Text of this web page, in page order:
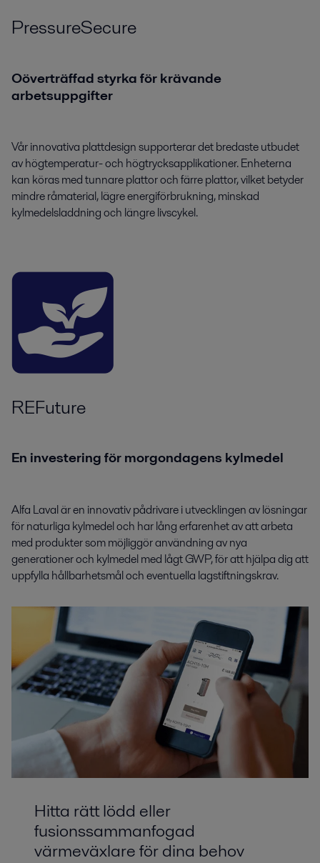
PressureSecure
Oöverträffad styrka för krävande
arbetsuppgifter
Vår innovativa plattdesign supporterar det bredaste utbudet
av högtemperatur- och högtrycksapplikationer. Enheterna
kan köras med tunnare plattor och färre plattor, vilket betyder
mindre råmaterial, lägre energiförbrukning, minskad
kylmedelsladdning och längre livscykel.
REFuture
En investering för morgondagens kylmedel
Alfa Laval är en innovativ pådrivare i utvecklingen av lösningar
för naturliga kylmedel och har lång erfarenhet av att arbeta
med produkter som möjliggör användning av nya
generationer och kylmedel med lågt GWP, för att hjälpa dig att
uppfylla hållbarhetsmål och eventuella lagstiftningskrav.
Hitta rätt lödd eller
fusionssammanfogad
värmeväxlare för dina behov